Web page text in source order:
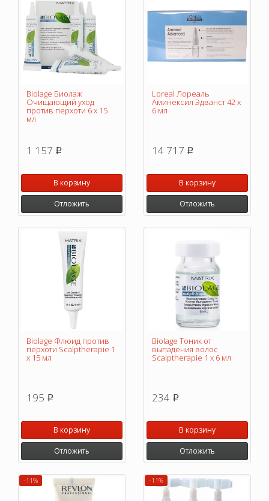
Biolage Биолаж
Очищающий уход
против перхоти 6 х 15
мл
1 157 p
В корзину
Отложить
Loreal Лореаль
Аминексил Эдванст 42 х
6 мл
14 717 p
В корзину
Отложить
Biolage Флюид против
перхоти Scalptherapie 1
х 15 мл
195 p
В корзину
Отложить
Biolage Тоник от
выпадения волос
Scalptherapie 1 х 6 мл
234 p
В корзину
Отложить
-11% -11%